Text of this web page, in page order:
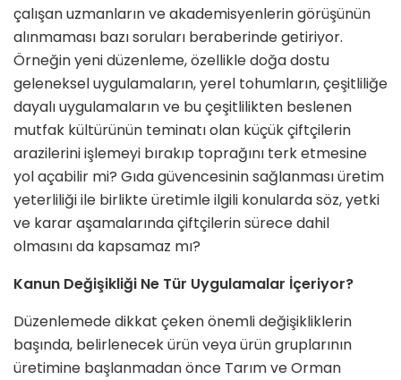
çalışan uzmanların ve akademisyenlerin görüşünün
alınmaması bazı soruları beraberinde getiriyor.
Örneğin yeni düzenleme, özellikle doğa dostu
geleneksel uygulamaların, yerel tohumların, çeşitliliğe
dayalı uygulamaların ve bu çeşitlilikten beslenen
mutfak kültürünün teminatı olan küçük çiftçilerin
arazilerini işlemeyi bırakıp toprağını terk etmesine
yol açabilir mi? Gıda güvencesinin sağlanması üretim
yeterliliği ile birlikte üretimle ilgili konularda söz, yetki
ve karar aşamalarında çiftçilerin sürece dahil
olmasını da kapsamaz mı?
Kanun Değişikliği Ne Tür Uygulamalar İçeriyor?
Düzenlemede dikkat çeken önemli değişikliklerin
başında, belirlenecek ürün veya ürün gruplarının
üretimine başlanmadan önce Tarım ve Orman